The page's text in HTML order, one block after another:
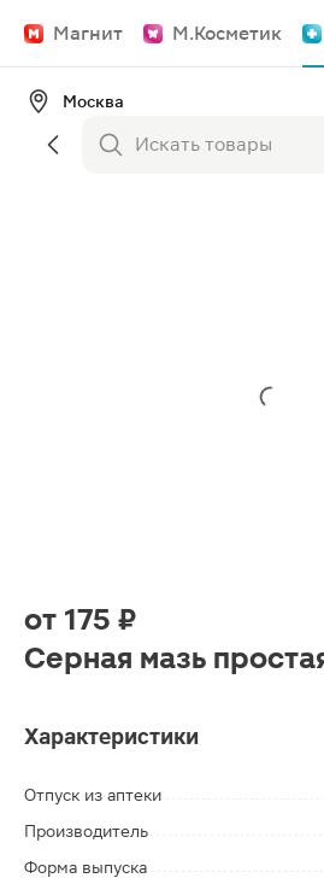
Магнит М.Косметик
Москва
от 175 ₽
Серная мазь
Характеристики
Отпуск из аптеки
Производитель
Форма выпуска